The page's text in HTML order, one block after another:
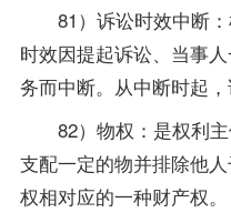
81）诉讼时效中断：
时效因提起诉讼、当事
务而中断。从中断时起，
82）物权：是权利主
支配一定的物并排除他
权相对应的一种财产权。